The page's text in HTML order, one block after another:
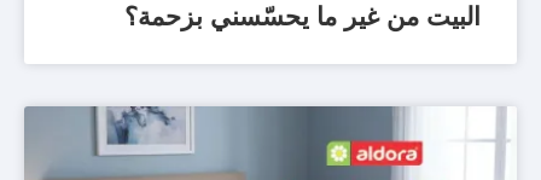
البيت من غير ما يحسّسني بزحمة؟